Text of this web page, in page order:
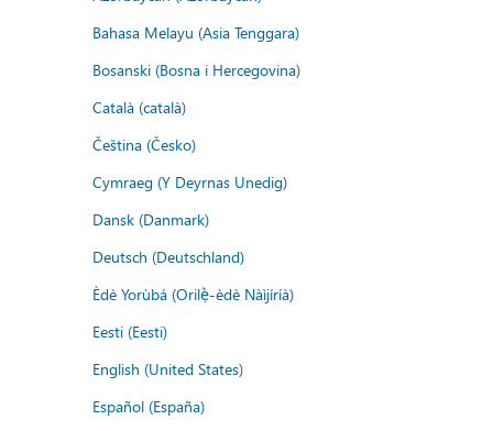
Bahasa Melayu (Asia Tenggara)
Bosanski (Bosna i Hercegovina)
Català (català)
Čeština (Česko)
Cymraeg (Y Deyrnas Unedig)
Dansk (Danmark)
Deutsch (Deutschland)
Èdè Yorùbá (Orilẹ̀-èdè Nàìjíríà)
Eesti (Eesti)
English (United States)
Español (España)